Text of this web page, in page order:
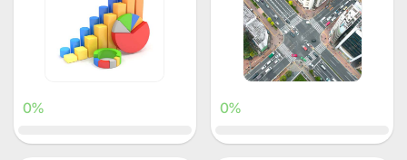
0% 0%